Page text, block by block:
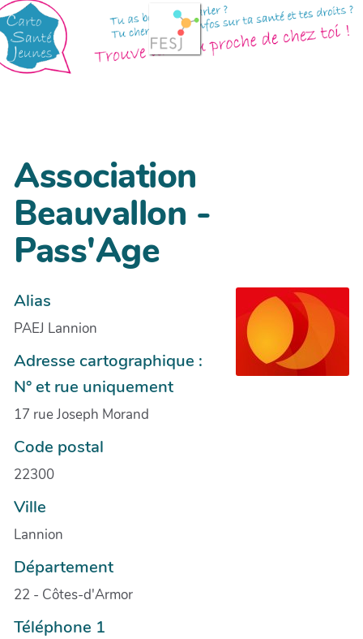
Association
Beauvallon -
Pass'Age
Alias
PAEJ Lannion
Adresse cartographique :
N° et rue uniquement
17 rue Joseph Morand
Code postal
22300
Ville
Lannion
Département
22 - Côtes-d'Armor
Téléphone 1